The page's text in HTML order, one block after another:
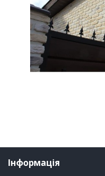
Інформація